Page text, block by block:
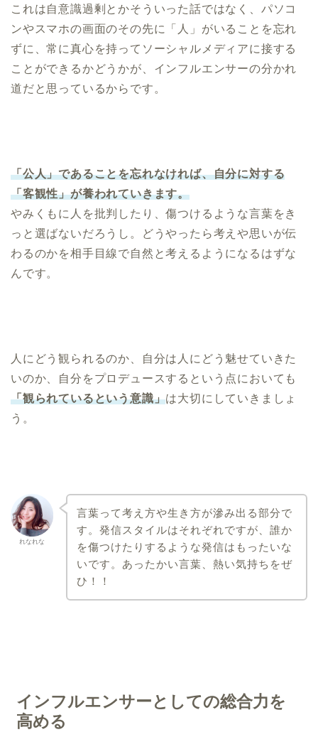
これは自意識過剰とかそういった話ではなく、パソコ
ンやスマホの画面のその先に「人」がいることを忘れ
ずに、常に真心を持ってソーシャルメディアに接する
ことができるかどうかが、インフルエンサーの分かれ
道だと思っているからです。
「公人」であることを忘れなければ、自分に対する
「客観性」が養われていきます。
やみくもに人を批判したり、傷つけるような言葉をき
っと選ばないだろうし。どうやったら考えや思いが伝
わるのかを相手目線で自然と考えるようになるはずな
んです。
人にどう観られるのか、自分は人にどう魅せていきた
いのか、自分をプロデュースするという点においても
「観られているという意識」は大切にしていきましょ
う。
れなれな
言葉って考え方や生き方が滲み出る部分で
す。発信スタイルはそれぞれですが、誰か
を傷つけたりするような発信はもったいな
いです。あったかい言葉、熱い気持ちをぜ
ひ！！
インフルエンサーとしての総合力を
高める